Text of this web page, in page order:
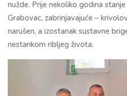
nužde. Prije nekoliko godina
Grabovac, zabrinjavajuće –
narušen, a izostanak sustavne
nestankom ribljeg života.